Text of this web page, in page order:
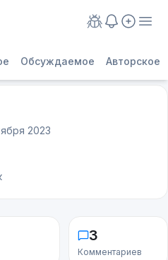
Обсуждаемое Авторское
2023
3
Комментариев